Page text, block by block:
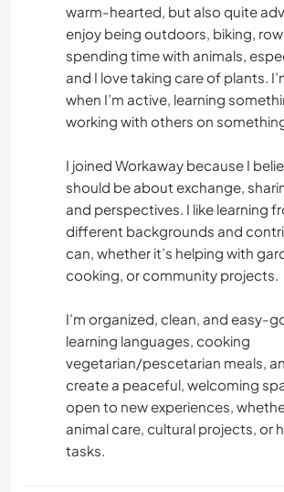
warm-hearted, but also quite
enjoy being outdoors, biking,
spending time with animals,
and I love taking care of plants.
when I’m active, learning
working with others on
I joined Workaway because I
should be about exchange,
and perspectives. I like learning
different backgrounds and
can, whether it’s helping with
cooking, or community projects.
I’m organized, clean, and easy-
learning languages, cooking
vegetarian/pescetarian meals,
create a peaceful, welcoming
open to new experiences,
animal care, cultural projects, or
tasks.